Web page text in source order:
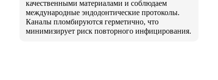
качественными материалами и соблюдаем
международные эндодонтические протоколы.
Каналы пломбируются герметично, что
минимизирует риск повторного инфицирования.